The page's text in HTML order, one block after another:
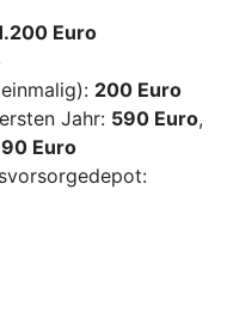
Euro
200 Euro
Jahr: 590 Euro,
Euro